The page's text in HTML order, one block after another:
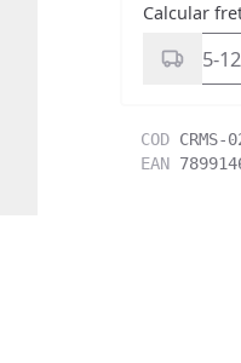
Calcular
COD CRMS-
EAN